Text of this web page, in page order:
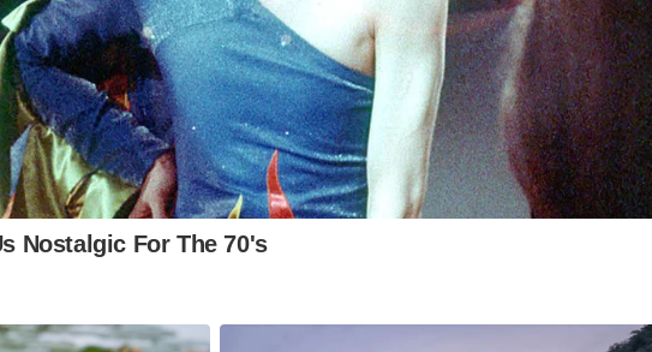
ഫോഴ്സ് അതായത് ബി.എസ്.എഫ്, സി.ആർ.പി .എഫ് തുടങ്ങിയ
എത്തുന്നവരെ ചേർത്താണ് സ്പെഷ്യൽ റേഞ്ചർ ഗ്രൂപ്പ്
എസ്.ആർ.ജിയാണുള്ളത്. ഇതിൽ 11 എസ്.ആർ.ജിയാണ് സ്പെഷ്യൽ
പോരാട്ടത്തിൽ പങ്കെടുക്കുന്നത്. രാജ്യത്തെ
സ്പെഷ്യൽ റേഞ്ചർ ഗ്രൂപ്പിന്റെ ചുമതല.ഒപ്പം ഭീകരവിരുദ്ധ
ആക്ഷൻ ഗ്രൂപ്പിനെ സഹായിക്കേണ്ട ചുമതലയും ഇവർക്കുണ്ട്.
സൈന്യത്തിലെയും സെൻട്രൽ പൊലീസ് സേനയിലേയും
മുംബൈ, ചെന്നൈ, ഹൈദരാബാദ് , കൊൽക്കത്ത , ഗാന്ധിനഗർ എന്നീ
ചെറുക്കുക എന്നതാണ് ഇവരുടെ ദൗത്യം. ഈ മൂന്ന്